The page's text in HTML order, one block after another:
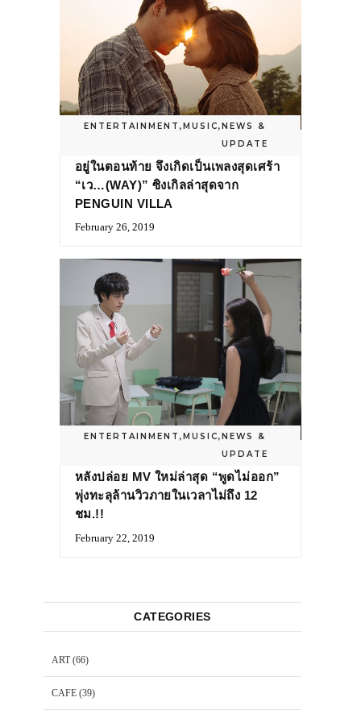
ENTERTAINMENT , MUSIC, NEWS &
UPDATE
เพราะส่วนหนึ่งของเวลา…มีคำว่า “ลา”
อยู่ในตอนท้าย จึงเกิดเป็นเพลงสุดเศร้า
“เว…(WAY)” ซิงเกิลล่าสุดจาก
PENGUIN VILLA
February 26, 2019
ENTERTAINMENT , MUSIC, NEWS &
UPDATE
THE TOYS เรียกเสียงฮาจากแฟนๆ
หลังปล่อย MV ใหม่ล่าสุด “พูดไม่ออก”
พุ่งทะลุล้านวิวภายในเวลาไม่ถึง 12
ชม.!!
February 22, 2019
CATEGORIES
ART(66)
CAFE (39)